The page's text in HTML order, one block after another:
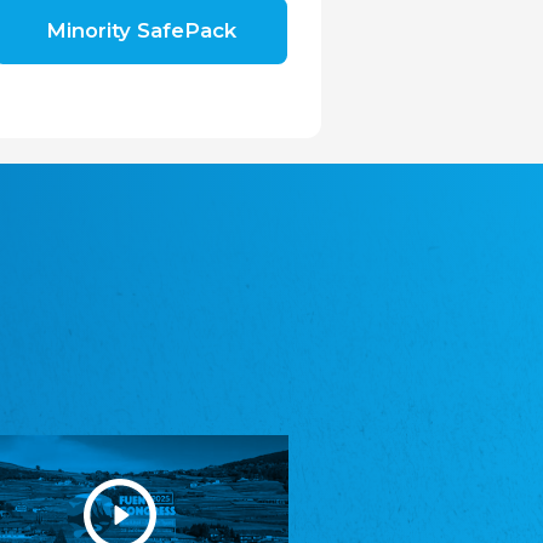
republice, z.s.
Landesversammlung der deutschen Vereine
Sydslesvigsk Forening e. V.
Südschleswigscher Verein
Youth of European Nationalities (YEN)
Jugend Europäischer Volksgruppen (JEV)
Minority SafePack